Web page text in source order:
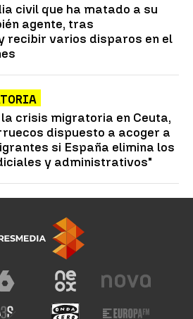
civil que ha matado a su
agente, tras
recibir varios disparos en el
crisis migratoria en Ceuta,
dispuesto a acoger a
si España elimina los
y administrativos"